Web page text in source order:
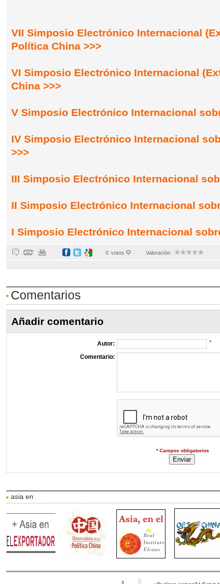
VII Simposio Electrónico Internacional
Política China >>>
VI Simposio Electrónico Internacional
China >>>
V Simposio Electrónico Internacional
IV Simposio Electrónico Internacional
>>>
III Simposio Electrónico Internacional
II Simposio Electrónico Internacional
I Simposio Electrónico Internacional
0 votos Valoración
Comentarios
Añadir comentario
Autor: *
Comentario:
* Campos obligatorios
asia en